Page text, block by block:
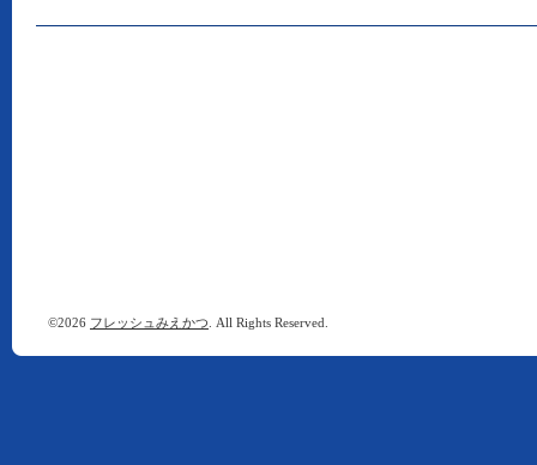
©2026 フレッシュみえかつ . All Rights Reserved.